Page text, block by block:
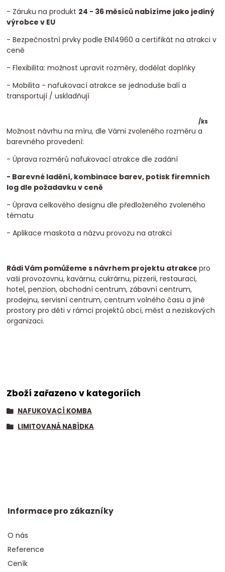
/ks
- Záruku na produkt 24 - 36 měsíců nabízíme jako jediný
výrobce v EU
- Bezpečnostní prvky podle EN14960 a certifikát na atrakci v
ceně
- Flexibilita: možnost upravit rozměry, dodělat doplňky
- Mobilita - nafukovací atrakce se jednoduše balí a
transportují / uskladňují
Možnost návrhu na míru, dle Vámi zvoleného rozměru a
barevného provedení:
- Úprava rozměrů nafukovací atrakce dle zadání
- Barevné ladění, kombinace barev, potisk firemních
log dle požadavku v ceně
- Úprava celkového designu dle předloženého zvoleného
tématu
- Aplikace maskota a názvu provozu na atrakci
Rádi Vám pomůžeme s návrhem projektu atrakcepro
vaši provozovnu, kavárnu, cukrárnu, pizzerii, restauraci,
hotel, penzion, obchodní centrum, zábavní centrum,
prodejnu, servisní centrum, centrum volného času a jiné
prostory pro děti v rámci projektů obcí, měst a neziskových
organizaci.
Zboží zařazeno v kategoriích
NAFUKOVACÍ KOMBA
LIMITOVANÁ NABÍDKA
Informace pro zákazníky
O nás
Reference
Ceník